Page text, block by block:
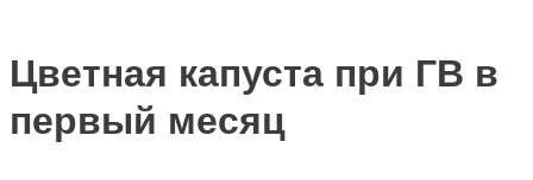
Цветная капуста при ГВ в
первый месяц